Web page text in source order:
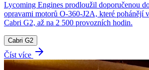
Lycoming Engines prodloužil doporučenou
opravami motorů O-360-J2A, které pohánějí
Cabri G2, až na 2 500 provozních hodin.
Cabri G2
Číst více